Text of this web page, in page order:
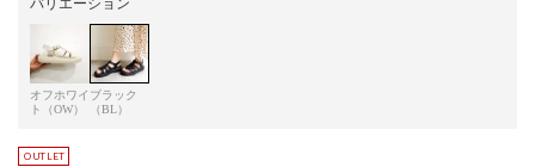
オフホワイ
ト（OW）
ブラック
（BL）